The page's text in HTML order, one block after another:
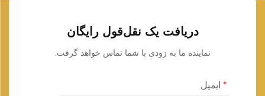
دریافت یک نقل‌قول رایگان
نماینده ما به زودی با شما تماس خواهد گرفت.
ایمیل